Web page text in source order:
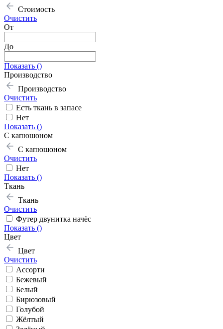
Стоимость
Очистить
От
До
Показать ()
Производство
Производство
Очистить
Есть ткань в запасе
Нет
Показать ()
С капюшоном
С капюшоном
Очистить
Нет
Показать ()
Ткань
Ткань
Очистить
Футер двунитка начёс
Показать ()
Цвет
Цвет
Очистить
Ассорти
Бежевый
Белый
Бирюзовый
Голубой
Жёлтый